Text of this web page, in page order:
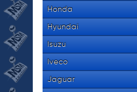
Honda
Hyundai
Isuzu
Iveco
Jaguar